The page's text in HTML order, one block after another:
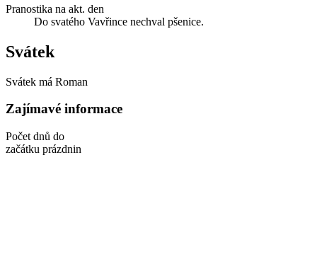
Pranostika na akt. den
Do svatého Vavřince nechval pšenice.
Svátek
Svátek má Roman
Zajímavé informace
Počet dnů do
začátku prázdnin